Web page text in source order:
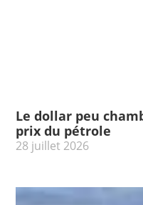
Le dollar peu
prix du pétrole
28 juillet 2026